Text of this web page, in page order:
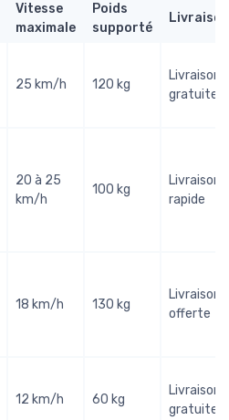
Vitesse
maximale
Poids
supporté
Livraison
25 km/h 120 kg
Livraison
gratuite
20 à 25
km/h
100 kg
Livraison
rapide
18 km/h 130 kg
Livraison
offerte
12 km/h 60 kg
Livraison
gratuite